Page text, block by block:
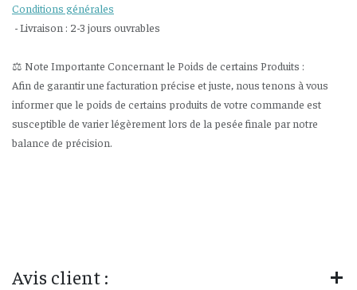
Conditions générales
- Livraison : 2-3 jours ouvrables
⚖️ Note Importante Concernant le Poids de certains Produits :
Afin de garantir une facturation précise et juste, nous tenons à vous
informer que le poids de certains produits de votre commande est
susceptible de varier légèrement lors de la pesée finale par notre
balance de précision.
Avis client :